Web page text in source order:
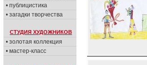
• публицистика
• загадки творчества
СТУДИЯ ХУДОЖНИКОВ
• золотая коллекция
• мастер-класс